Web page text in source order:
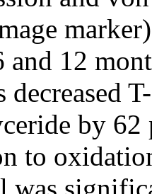
and 12
decreased
by
to